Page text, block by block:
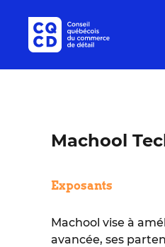
Machool
Exposants
Machool vise à
avancée, ses